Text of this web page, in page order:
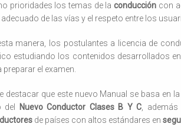
prioridades los temas de laconducción con
de las vías y el respeto entre los
manera, los postulantes a licencia de
estudiando los contenidos desarrollados en
preparar el examen.
destacar que este nuevo Manual se basa en
del
Nuevo Conductor Clases B Y C ,
de países con altos estándares en